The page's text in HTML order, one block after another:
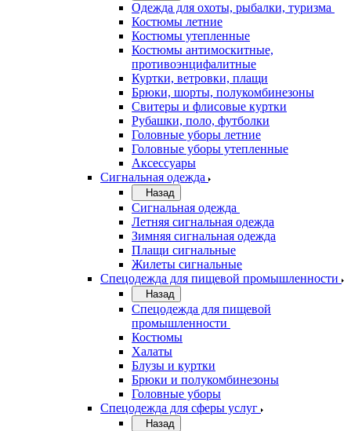
Одежда для охоты, рыбалки, туризма
Костюмы летние
Костюмы утепленные
Костюмы антимоскитные,
противоэнцифалитные
Куртки, ветровки, плащи
Брюки, шорты, полукомбинезоны
Свитеры и флисовые куртки
Рубашки, поло, футболки
Головные уборы летние
Головные уборы утепленные
Аксессуары
Сигнальная одежда
Назад
Сигнальная одежда
Летняя сигнальная одежда
Зимняя сигнальная одежда
Плащи сигнальные
Жилеты сигнальные
Спецодежда для пищевой промышленности
Назад
Спецодежда для пищевой
промышленности
Костюмы
Халаты
Блузы и куртки
Брюки и полукомбинезоны
Головные уборы
Спецодежда для сферы услуг
Назад